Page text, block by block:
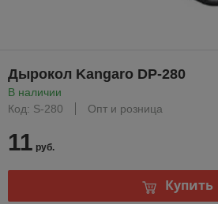
Дырокол Kangaro DP-280
В наличии
Код: S-280
Опт и розница
11 руб.
Купить